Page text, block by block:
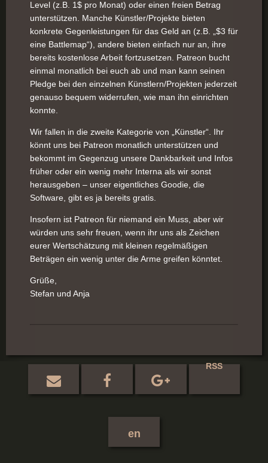
Level (z.B. 1$ pro Monat) oder einen freien Betrag
unterstützen. Manche Künstler/Projekte bieten
konkrete Gegenleistungen für das Geld an (z.B. „$3 für
eine Battlemap“), andere bieten einfach nur an, ihre
bereits kostenlose Arbeit fortzusetzen. Patreon bucht
einmal monatlich bei euch ab und man kann seinen
Pledge bei den einzelnen Künstlern/Projekten jederzeit
genauso bequem widerrufen, wie man ihn einrichten
konnte.
Wir fallen in die zweite Kategorie von „Künstler“. Ihr
könnt uns bei Patreon monatlich unterstützen und
bekommt im Gegenzug unsere Dankbarkeit und Infos
früher oder ein wenig mehr Interna als wir sonst
herausgeben – unser eigentliches Goodie, die
Software, gibt es ja bereits gratis.
Insofern ist Patreon für niemand ein Muss, aber wir
würden uns sehr freuen, wenn ihr uns als Zeichen
eurer Wertschätzung mit kleinen regelmäßigen
Beträgen ein wenig unter die Arme greifen könntet.
Grüße,
Stefan und Anja
RSS
en